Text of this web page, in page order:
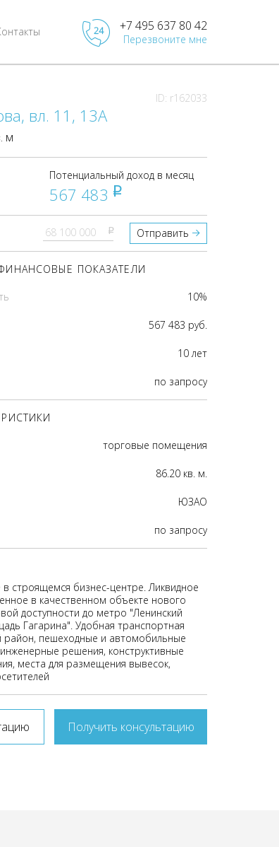
+7 495 637 80 42
Перезвоните мне
ID: r162033
вл. 11, 13А
м
Потенциальный доход в месяц
567 483 pуб
pуб Отправить
ПОКАЗАТЕЛИ
10%
567 483 руб.
10 лет
по запросу
торговые помещения
86.20 кв. м.
ЮЗАО
по запросу
строящемся бизнес-центре. Ликвидное
в качественном объекте нового
доступности до метро "Ленинский
Гагарина". Удобная транспортная
район, пешеходные и автомобильные
решения, конструктивные
места для размещения вывесок,
Получить консультацию